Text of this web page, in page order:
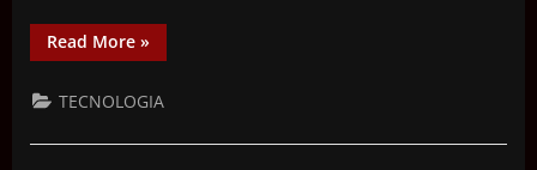
Read More »
TECNOLOGIA